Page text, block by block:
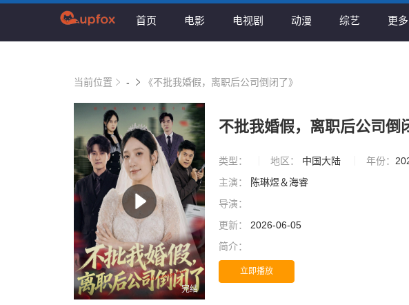
首页 电影 电视剧 动漫 综艺 更多
当前位置 - 《不批我婚假，离职后公司倒闭了》
完结
不批我婚假，离职后公司倒
类型： 地区： 中国大陆 年份：
主演：
陈琳煜＆海睿
导演：
更新：
2026-06-05
简介：
立即播放